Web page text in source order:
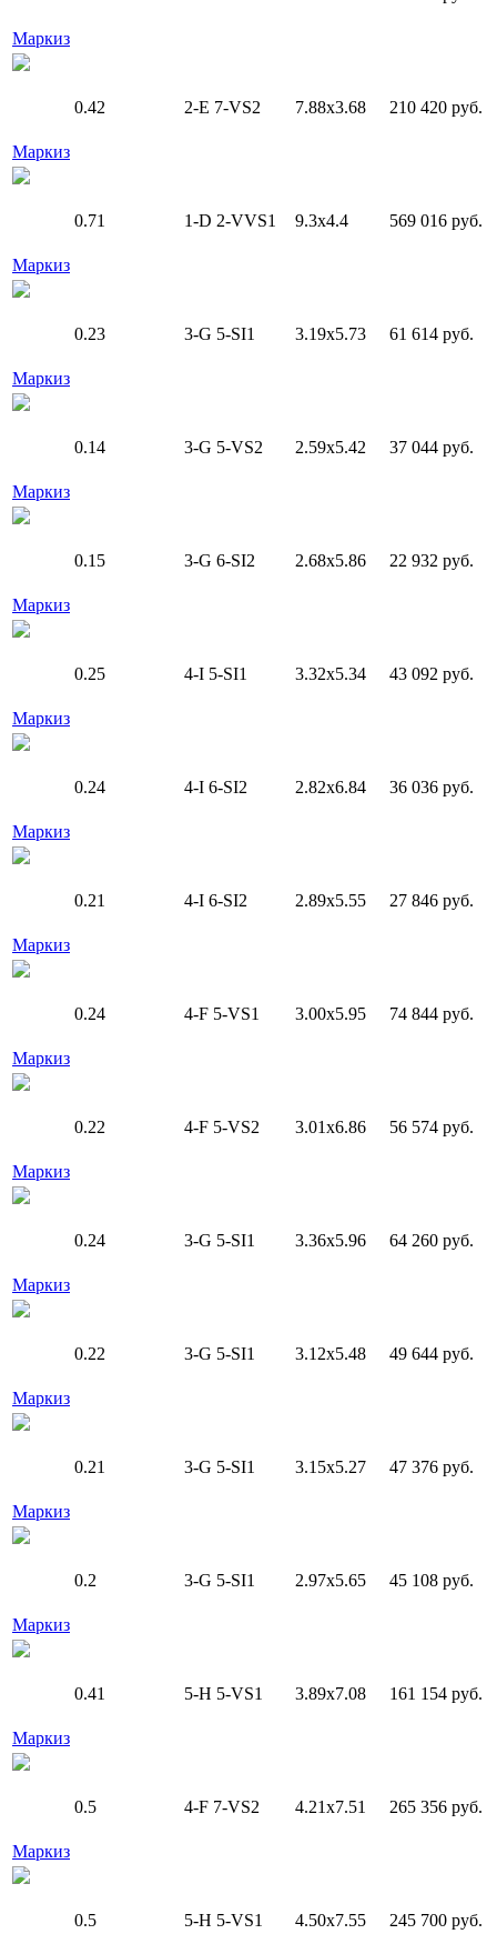
Маркиз
Маркиз
0.42 2-E 7-VS2 7.88x3.68 210 420 руб.
Маркиз
0.71 1-D 2-VVS1 9.3x4.4 569 016 руб.
Маркиз
0.23 3-G 5-SI1 3.19x5.73 61 614 руб.
Маркиз
0.14 3-G 5-VS2 2.59x5.42 37 044 руб.
Маркиз
0.15 3-G 6-SI2 2.68x5.86 22 932 руб.
Маркиз
0.25 4-I 5-SI1 3.32x5.34 43 092 руб.
Маркиз
0.24 4-I 6-SI2 2.82x6.84 36 036 руб.
Маркиз
0.21 4-I 6-SI2 2.89x5.55 27 846 руб.
Маркиз
0.24 4-F 5-VS1 3.00x5.95 74 844 руб.
Маркиз
0.22 4-F 5-VS2 3.01x6.86 56 574 руб.
Маркиз
0.24 3-G 5-SI1 3.36x5.96 64 260 руб.
Маркиз
0.22 3-G 5-SI1 3.12x5.48 49 644 руб.
Маркиз
0.21 3-G 5-SI1 3.15x5.27 47 376 руб.
Маркиз
0.2 3-G 5-SI1 2.97x5.65 45 108 руб.
Маркиз
0.41 5-H 5-VS1 3.89x7.08 161 154 руб.
Маркиз
0.5 4-F 7-VS2 4.21x7.51 265 356 руб.
0.5 5-H 5-VS1 4.50x7.55 245 700 руб.